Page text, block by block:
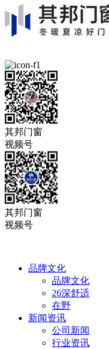
其邦门窗
视频号
其邦门窗
视频号
品牌文化
品牌文化
26深舒适
在野
新闻资讯
公司新闻
行业资讯